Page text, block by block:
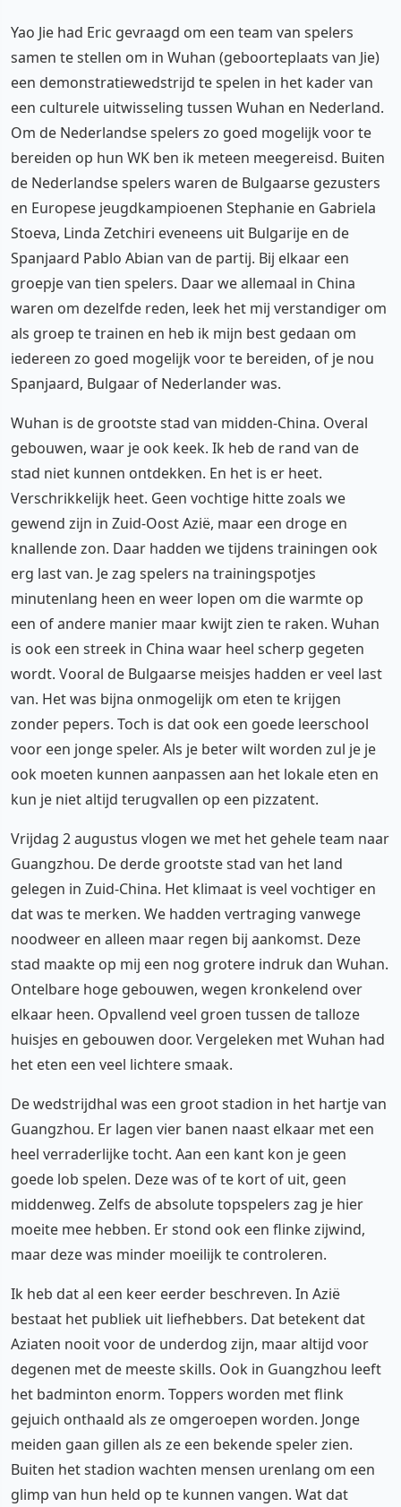
Yao Jie had Eric gevraagd om een team van spelers
samen te stellen om in Wuhan (geboorteplaats van Jie)
een demonstratiewedstrijd te spelen in het kader van
een culturele uitwisseling tussen Wuhan en Nederland.
Om de Nederlandse spelers zo goed mogelijk voor te
bereiden op hun WK ben ik meteen meegereisd. Buiten
de Nederlandse spelers waren de Bulgaarse gezusters
en Europese jeugdkampioenen Stephanie en Gabriela
Stoeva, Linda Zetchiri eveneens uit Bulgarije en de
Spanjaard Pablo Abian van de partij. Bij elkaar een
groepje van tien spelers. Daar we allemaal in China
waren om dezelfde reden, leek het mij verstandiger om
als groep te trainen en heb ik mijn best gedaan om
iedereen zo goed mogelijk voor te bereiden, of je nou
Spanjaard, Bulgaar of Nederlander was.
Wuhan is de grootste stad van midden-China. Overal
gebouwen, waar je ook keek. Ik heb de rand van de
stad niet kunnen ontdekken. En het is er heet.
Verschrikkelijk heet. Geen vochtige hitte zoals we
gewend zijn in Zuid-Oost Azië, maar een droge en
knallende zon. Daar hadden we tijdens trainingen ook
erg last van. Je zag spelers na trainingspotjes
minutenlang heen en weer lopen om die warmte op
een of andere manier maar kwijt zien te raken. Wuhan
is ook een streek in China waar heel scherp gegeten
wordt. Vooral de Bulgaarse meisjes hadden er veel last
van. Het was bijna onmogelijk om eten te krijgen
zonder pepers. Toch is dat ook een goede leerschool
voor een jonge speler. Als je beter wilt worden zul je je
ook moeten kunnen aanpassen aan het lokale eten en
kun je niet altijd terugvallen op een pizzatent.
Vrijdag 2 augustus vlogen we met het gehele team naar
Guangzhou. De derde grootste stad van het land
gelegen in Zuid-China. Het klimaat is veel vochtiger en
dat was te merken. We hadden vertraging vanwege
noodweer en alleen maar regen bij aankomst. Deze
stad maakte op mij een nog grotere indruk dan Wuhan.
Ontelbare hoge gebouwen, wegen kronkelend over
elkaar heen. Opvallend veel groen tussen de talloze
huisjes en gebouwen door. Vergeleken met Wuhan had
het eten een veel lichtere smaak.
De wedstrijdhal was een groot stadion in het hartje van
Guangzhou. Er lagen vier banen naast elkaar met een
heel verraderlijke tocht. Aan een kant kon je geen
goede lob spelen. Deze was of te kort of uit, geen
middenweg. Zelfs de absolute topspelers zag je hier
moeite mee hebben. Er stond ook een flinke zijwind,
maar deze was minder moeilijk te controleren.
Ik heb dat al een keer eerder beschreven. In Azië
bestaat het publiek uit liefhebbers. Dat betekent dat
Aziaten nooit voor de underdog zijn, maar altijd voor
degenen met de meeste skills. Ook in Guangzhou leeft
het badminton enorm. Toppers worden met flink
gejuich onthaald als ze omgeroepen worden. Jonge
meiden gaan gillen als ze een bekende speler zien.
Buiten het stadion wachten mensen urenlang om een
glimp van hun held op te kunnen vangen. Wat dat